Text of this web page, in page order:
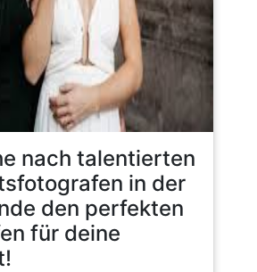
nach talentierten
in der
den perfekten
für deine